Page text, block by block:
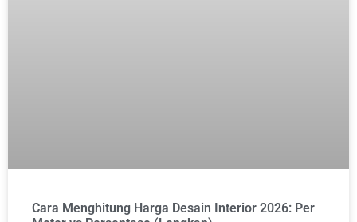
Cara Menghitung Harga Desain Interior 2026: Per